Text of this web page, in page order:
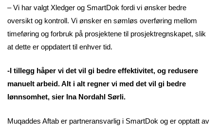
– Vi har valgt Xledger og SmartDok fordi vi ønsker bedre
oversikt og kontroll. Vi ønsker en sømløs overføring mellom
timeføring og forbruk på prosjektene til prosjektregnskapet, slik
at dette er oppdatert til enhver tid.
-I tillegg håper vi det vil gi bedre effektivitet, og redusere
manuelt arbeid. Alt i alt regner vi med det vil gi bedre
lønnsomhet, sier Ina Nordahl Sørli.
Muqaddes Aftab er partneransvarlig i SmartDok og er opptatt av